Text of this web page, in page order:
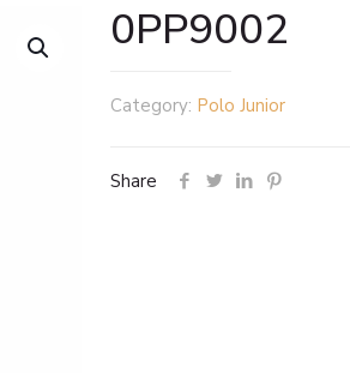
0PP9002
Category: Polo Junior
Share